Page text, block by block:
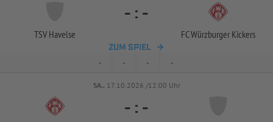
TSV Havelse
- : -
FC Würzburger Kickers
ZUM SPIEL
- - - -
SA.. 17.10.2026 /12:00 Uhr
- : -